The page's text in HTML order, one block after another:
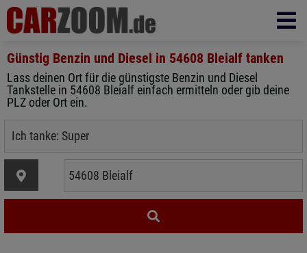
Günstig Benzin und Diesel in 54608 Bleialf tanken
Lass deinen Ort für die günstigste Benzin und Diesel
Tankstelle in 54608 Bleialf einfach ermitteln oder gib deine
PLZ oder Ort ein.